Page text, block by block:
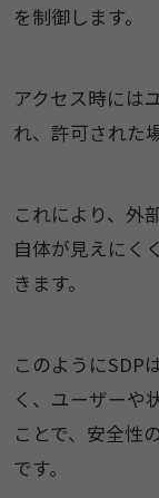
を制御します。
アクセス時には
れ、許可された
これにより、外
自体が見えにく
きます。
このようにSDP
く、ユーザーや
ことで、安全性
です。